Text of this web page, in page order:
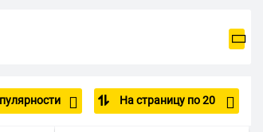
На страницу по 20